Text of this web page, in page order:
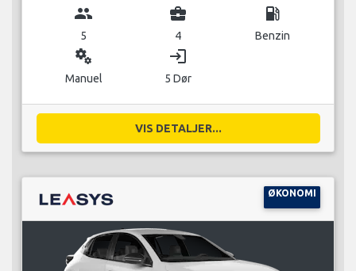
group
5
business_center
4
local_gas_station
Benzin
miscellaneous_services
Manuel
login
5 Dør
VIS DETALJER...
ØKONOMI